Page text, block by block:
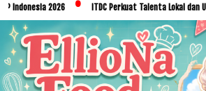
2026 ITDC Perkuat Talenta Lokal dan UMKM